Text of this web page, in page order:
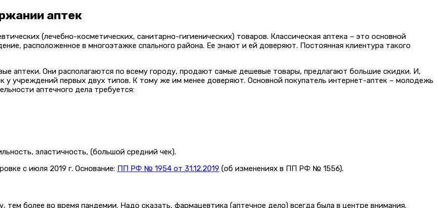
аптек
(лечебно-косметических, санитарно-гигиенических) товаров. Классическая аптека – это основной
расположенное в многоэтажке спального района. Ее знают и ей доверяют. Постоянная клиентура такого
аптеки. Они располагаются по всему городу, продают самые дешевые товары, предлагают большие скидки. И,
у учреждений первых двух типов. К тому же им менее доверяют. Основной покупатель интернет-аптек – молодежь
аптечного дела требуется:
эластичность, (большой средний чек).
с июля 2019 г. Основание: ПП РФ № 1954 от 31.12.2019 (об изменениях в ПП РФ № 1556).
более во время пандемии. Надо сказать, фармацевтика (аптечное дело) всегда была в центре внимания.